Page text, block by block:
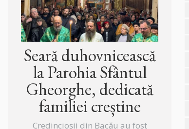
Seară duhovnicească
la Parohia Sfântul
Gheorghe, dedicată
familiei creștine
Credincioșii din Bacău au fost